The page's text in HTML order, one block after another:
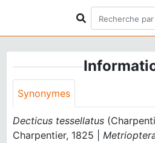
Synonymes
Decticus tessellatus
Charpentier, 1825 |